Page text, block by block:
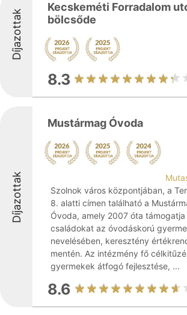
Díjazottak
Kecskeméti Forradalom
bölcsőde
8.3
Díjazottak
Mustármag Óvoda
Szolnok város központjában, a
8. alatti címen található a
Óvoda, amely 2007 óta támogatja
családokat az óvodáskorú
nevelésében, keresztény
mentén. Az intézmény fő
gyermekek átfogó fejlesztése, ...
8.6